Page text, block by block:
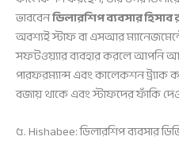
ভাববেনডিলারশিপ ব্যবসার হিসাব
অবশ্যই স্টাফ বা এসআর
সফটওয়্যার ব্যবহার করলে আপনি
পারফরম্যান্স এবং কালেকশন ট্র্যাক
বজায় থাকে এবং স্টাফদের ফাঁকি
৫. Hishabee: ডিলারশিপ ব্যবসার